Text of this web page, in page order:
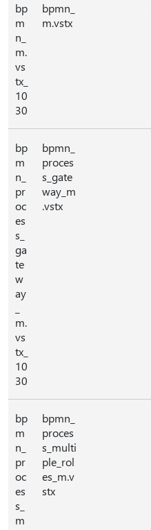
bp
m
n_
m.
vs
tx_
10
30
bpmn_
m.vstx
bp
m
n_
pr
oc
es
s_
ga
te
w
ay
m.
vs
tx_
10
30
bpmn_
proces
s_gate
way_m
.vstx
bp
m
n_
pr
oc
es
s_
m
bpmn_
proces
s_multi
ple_rol
es_m.v
stx